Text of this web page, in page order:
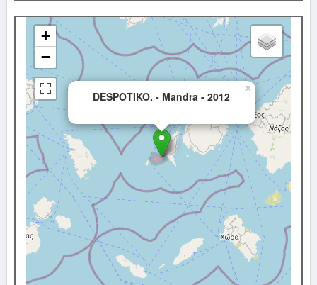
DESPOTIKO. - Mandra - 2012
×
+
−